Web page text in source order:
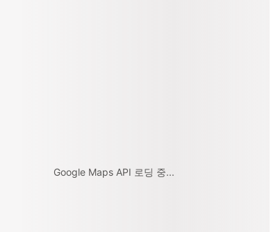
Google Maps API 로딩 중...